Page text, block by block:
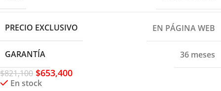
PRECIO EXCLUSIVO EN PÁGINA WEB
GARANTÍA
36 meses
$821,100 $653,400
En stock